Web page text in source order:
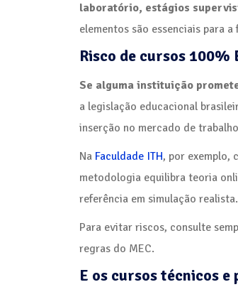
laboratório, estágios
elementos são essenciais para
Risco de cursos
Se alguma instituição
a legislação educacional
inserção no mercado de
Na Faculdade ITH, por exemplo,
metodologia equilibra teoria
referência em simulação realista.
Para evitar riscos, consulte
regras do MEC.
E os cursos técnicos